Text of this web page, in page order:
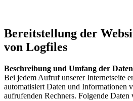
Bereitstellung der
von Logfiles
Beschreibung und Umfang der
Bei jedem Aufruf unserer Internetseite
automatisiert Daten und Informationen
aufrufenden Rechners. Folgende Daten